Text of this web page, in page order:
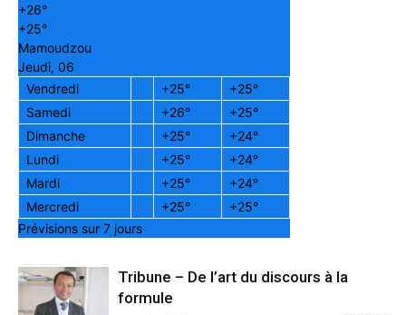
+26°
+25°
Mamoudzou
Jeudi, 06
Vendredi
+25° +25°
Samedi
+26° +25°
Dimanche
+25° +24°
Lundi
+25° +24°
Mardi
+25° +24°
Mercredi
+25° +25°
Prévisions sur 7 jours
Tribune – De l’art du discours à la
formule